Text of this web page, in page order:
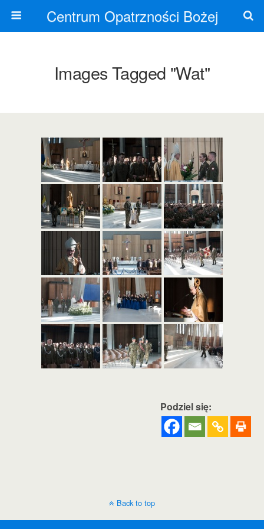
Centrum Opatrzności Bożej
Images Tagged "wat"
Podziel się:
Back to top